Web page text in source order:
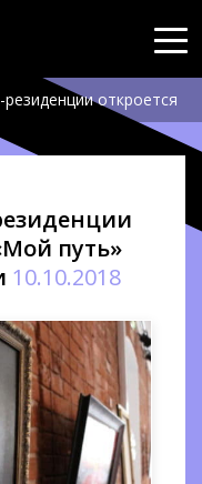
откроется
путь»
10.10.2018